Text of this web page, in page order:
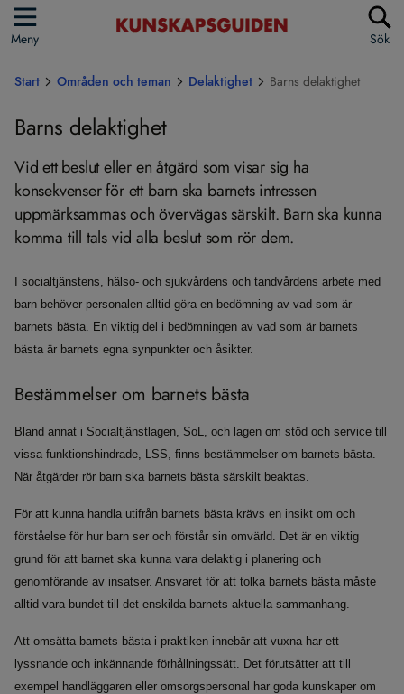
Meny Sök
Start Områden och teman Delaktighet Barns delaktighet
Barns delaktighet
Vid ett beslut eller en åtgärd som visar sig ha
konsekvenser för ett barn ska barnets intressen
uppmärksammas och övervägas särskilt. Barn ska kunna
komma till tals vid alla beslut som rör dem.
I socialtjänstens, hälso- och sjukvårdens och tandvårdens arbete med
barn behöver personalen alltid göra en bedömning av vad som är
barnets bästa. En viktig del i bedömningen av vad som är barnets
bästa är barnets egna synpunkter och åsikter.
Bestämmelser om barnets bästa
Bland annat i Socialtjänstlagen, SoL, och lagen om stöd och service till
vissa funktionshindrade, LSS, finns bestämmelser om barnets bästa.
När åtgärder rör barn ska barnets bästa särskilt beaktas.
För att kunna handla utifrån barnets bästa krävs en insikt om och
förståelse för hur barn ser och förstår sin omvärld. Det är en viktig
grund för att barnet ska kunna vara delaktig i planering och
genomförande av insatser. Ansvaret för att tolka barnets bästa måste
alltid vara bundet till det enskilda barnets aktuella sammanhang.
Att omsätta barnets bästa i praktiken innebär att vuxna har ett
lyssnande och inkännande förhållningssätt. Det förutsätter att till
exempel handläggaren eller omsorgspersonal har goda kunskaper om